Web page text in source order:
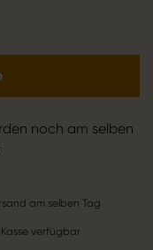
noch am selben
am selben Tag
verfügbar